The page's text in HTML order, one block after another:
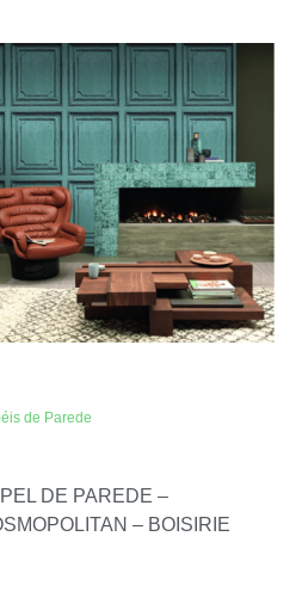
de Parede
DE PAREDE –
– BOISIRIE